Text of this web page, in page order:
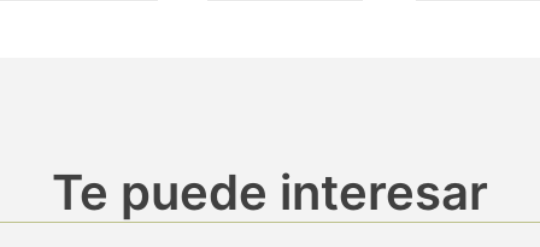
Te puede interesar